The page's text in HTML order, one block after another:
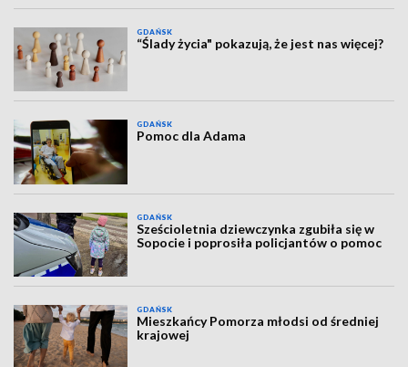
GDAŃSK
“Ślady życia" pokazują, że jest nas więcej?
GDAŃSK
Pomoc dla Adama
GDAŃSK
Sześcioletnia dziewczynka zgubiła się w
Sopocie i poprosiła policjantów o pomoc
GDAŃSK
Mieszkańcy Pomorza młodsi od średniej
krajowej